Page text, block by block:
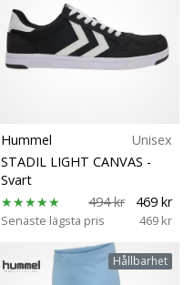
Hummel
Unisex
STADIL LIGHT CANVAS -
Svart
494 kr
469 kr
Senaste lägsta pris 469 kr
Hållbarhet